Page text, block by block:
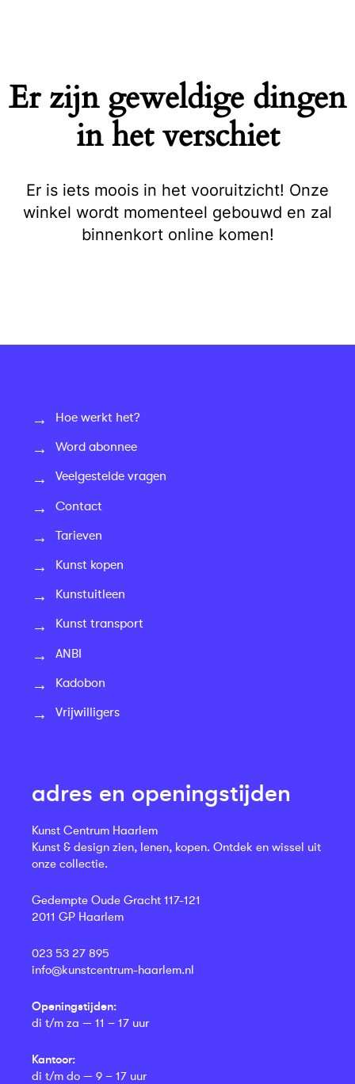
Er zijn geweldige dingen
in het verschiet
Er is iets moois in het vooruitzicht! Onze
winkel wordt momenteel gebouwd en zal
binnenkort online komen!
Hoe werkt het?
Word abonnee
Veelgestelde vragen
Contact
Tarieven
Kunst kopen
Kunstuitleen
Kunst transport
ANBI
Kadobon
Vrijwilligers
adres en openingstijden
Kunst Centrum Haarlem
Kunst & design zien, lenen, kopen. Ontdek en wissel uit
onze collectie.
Gedempte Oude Gracht 117-121
2011 GP Haarlem
023 53 27 895
info@kunstcentrum-haarlem.nl
Openingstijden:
di t/m za — 11 – 17 uur
Kantoor:
di t/m do — 9 – 17 uur